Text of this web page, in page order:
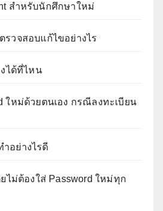
สำหรับนักศึกษาใหม่
วจสอบแก้ไขอย่างไร
งได้ที่ไหน
ใหม่ด้วยตนเอง กรณีลงทะเบียน
ำอย่างไรดี
ไม่ต้องใส่ Password ใหม่ทุก